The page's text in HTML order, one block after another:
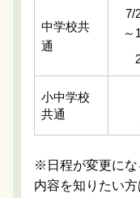
中学校共
通
7/
～
小中学校
共通
※日程が変更にな
内容を知りたい